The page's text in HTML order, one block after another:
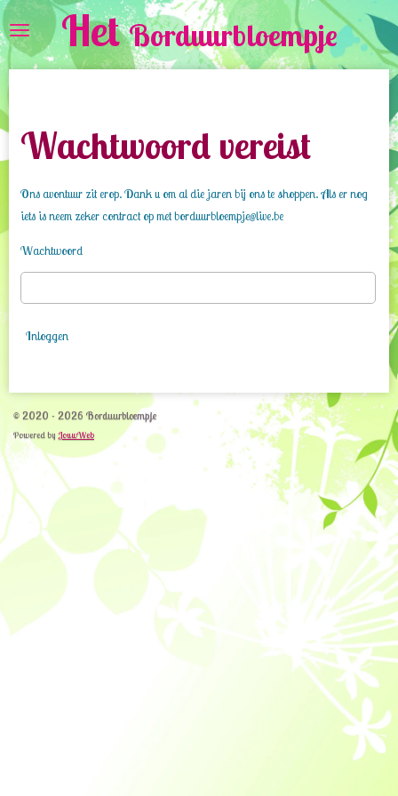
Ga
direct
naar
de
hoofdinhoud
HetBorduurbloempje
Wachtwoord vereist
Ons avontuur zit erop. Dank u om al die jaren bij ons te shoppen. Als er nog
iets is neem zeker contract op met borduurbloempje@live.be
Wachtwoord
Inloggen
© 2020 - 2026 Borduurbloempje
Powered by JouwWeb